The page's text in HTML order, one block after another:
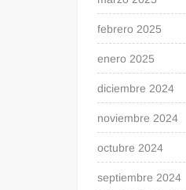
febrero 2025
enero 2025
diciembre 2024
noviembre 2024
octubre 2024
septiembre 2024